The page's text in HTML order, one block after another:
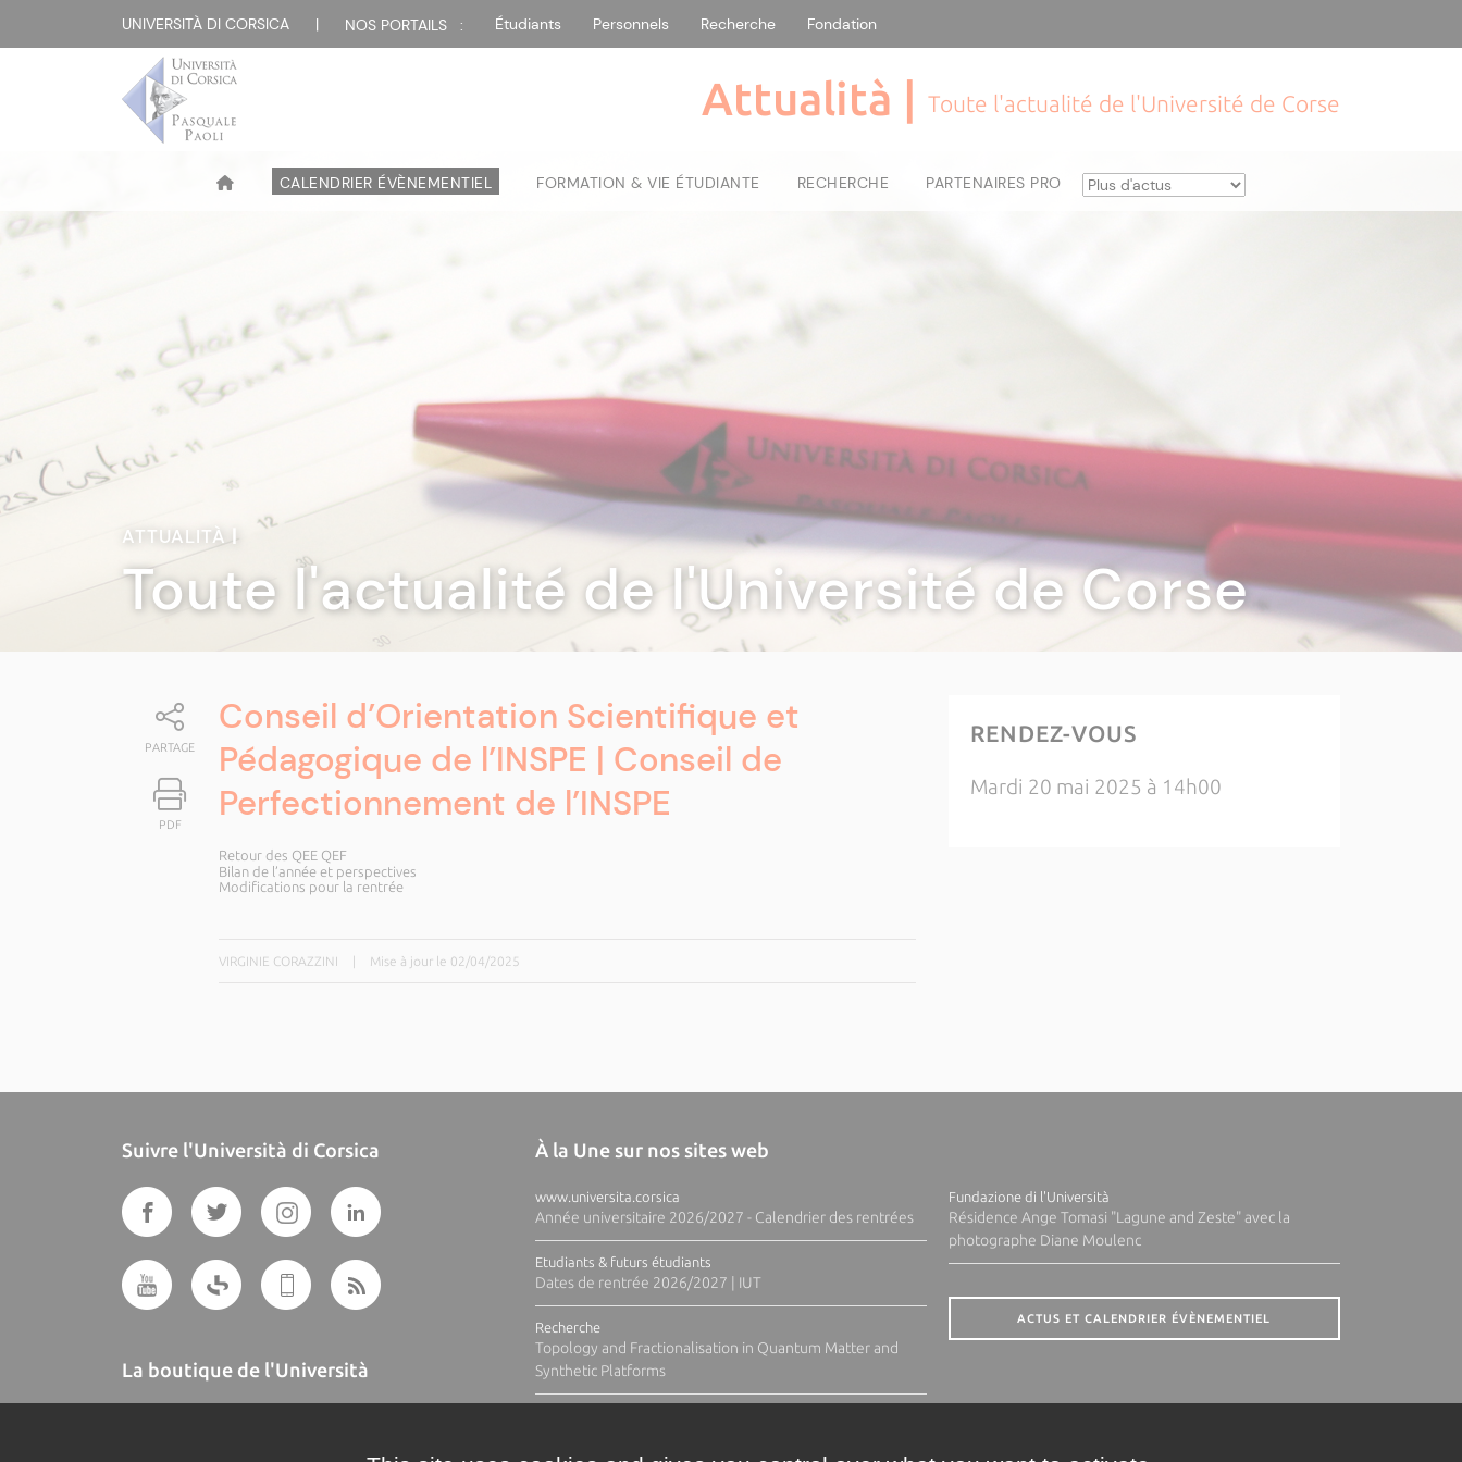
UNIVERSITÀ DI CORSICA | NOS PORTAILS : Étudiants Personnels Recherche Fondation
Attualità | Toute l'actualité de l'Université de Corse
CALENDRIER ÉVÈNEMENTIEL FORMATION & VIE ÉTUDIANTE RECHERCHE PARTENAIRES PRO
ATTUALITÀ|
Toute l'actualité de l'Université de Corse
PARTAGE
PDF
Conseil d’Orientation Scientifique et
Pédagogique de l’INSPE | Conseil de
Perfectionnement de l’INSPE
Retour des QEE QEF
Bilan de l’année et perspectives
Modifications pour la rentrée
VIRGINIE CORAZZINI Mise à jour le 02/04/2025
RENDEZ-VOUS
Mardi 20 mai 2025 à 14h00
Suivre l'Università di Corsica
La boutique de l'Università
À la Une sur nos sites web
www.universita.corsica
Année universitaire 2026/2027 - Calendrier des rentrées
Etudiants & futurs étudiants
Dates de rentrée 2026/2027 | IUT
Recherche
Topology and Fractionalisation in Quantum Matter and
Synthetic Platforms
Fundazione di l'Università
Résidence Ange Tomasi "Lagune and Zeste" avec la
photographe Diane Moulenc
ACTUS ET CALENDRIER ÉVÈNEMENTIEL